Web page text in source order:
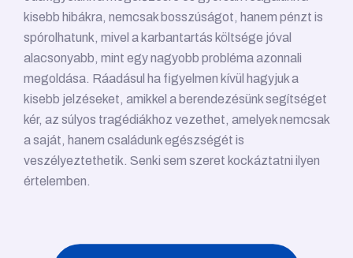
kisebb hibákra, nemcsak bosszúságot, hanem pénzt is
spórolhatunk, mivel a karbantartás költsége jóval
alacsonyabb, mint egy nagyobb probléma azonnali
megoldása. Ráadásul ha figyelmen kívül hagyjuk a
kisebb jelzéseket, amikkel a berendezésünk segítséget
kér, az súlyos tragédiákhoz vezethet, amelyek nemcsak
a saját, hanem családunk egészségét is
veszélyeztethetik. Senki sem szeret kockáztatni ilyen
értelemben.